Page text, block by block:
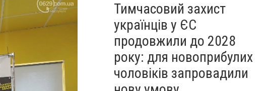
Тимчасовий захист
українців у ЄС
продовжили до 2028
року: для новоприбулих
чоловіків запровадили